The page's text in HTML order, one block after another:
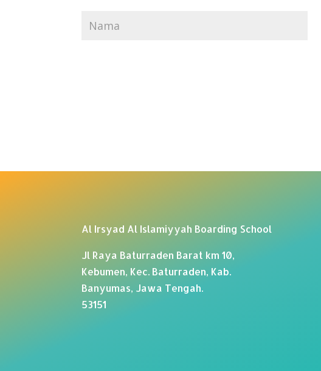
Al Irsyad Al Islamiyyah Boarding School
Jl Raya Baturraden Barat km 10,
Kebumen, Kec. Baturraden, Kab.
Banyumas, Jawa Tengah.
53151